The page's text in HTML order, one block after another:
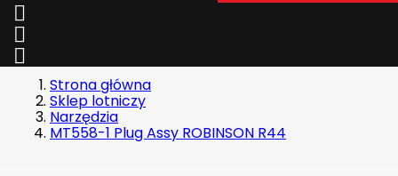



Strona główna
Sklep lotniczy
Narzędzia
MT558-1 Plug Assy ROBINSON R44